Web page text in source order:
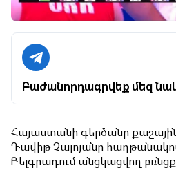
Բաժանորդագրվեք մեզ
Հայաստանի գերծանր
Դավիթ Չալոյանը
Բելգրադում անցկացվող